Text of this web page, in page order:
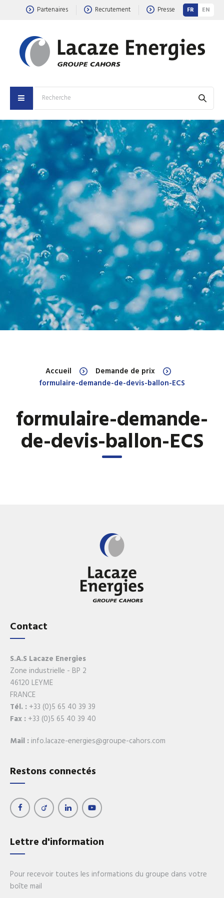
Partenaires Recrutement Presse FR EN
Accueil
Demande de prix
formulaire-demande-de-devis-ballon-ECS
formulaire-demande-
de-devis-ballon-ECS
Contact
S.A.S Lacaze Energies
Zone industrielle - BP 2
46120 LEYME
FRANCE
Tél. :+33 (0)5 65 40 39 39
Fax :+33 (0)5 65 40 39 40
Mail : info.lacaze-energies@groupe-cahors.com
Restons connectés
Lettre d'information
Pour recevoir toutes les informations du groupe dans votre
boîte mail